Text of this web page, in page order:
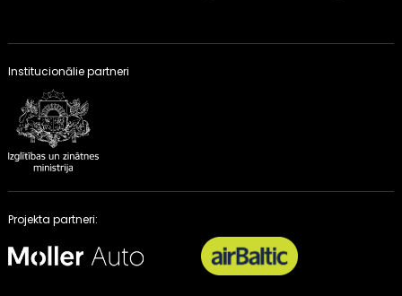
Institucionālie partneri
Projekta partneri: